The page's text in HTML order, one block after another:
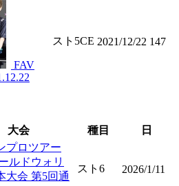
FAV
スト5CE 2021/12/22 147
大会 種目 日
プロツアー
ルドウォリ
大会 第5回通
スト6 2026/1/11